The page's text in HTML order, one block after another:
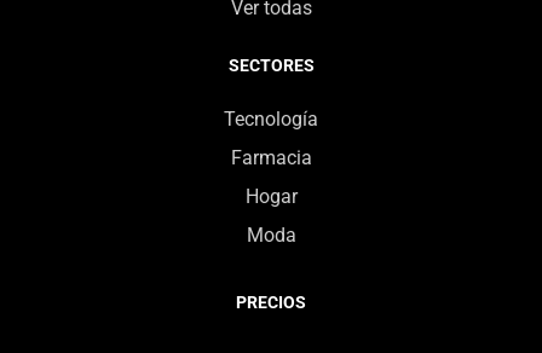
Ver todas
SECTORES
Tecnología
Farmacia
Hogar
Moda
PRECIOS